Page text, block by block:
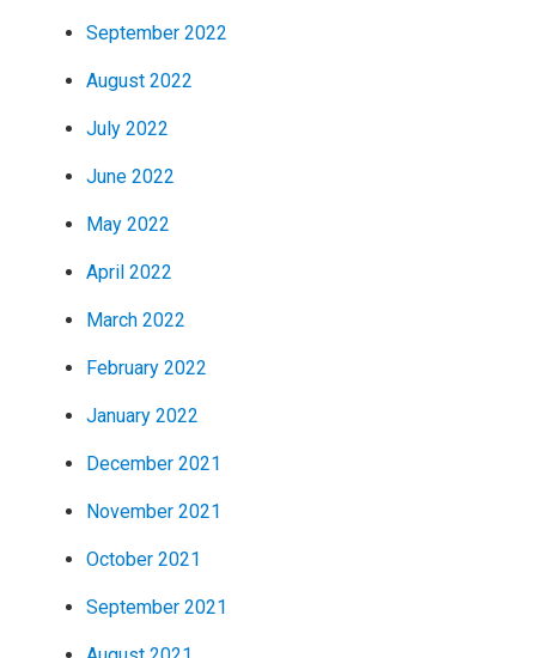
September 2022
August 2022
July 2022
June 2022
May 2022
April 2022
March 2022
February 2022
January 2022
December 2021
November 2021
October 2021
September 2021